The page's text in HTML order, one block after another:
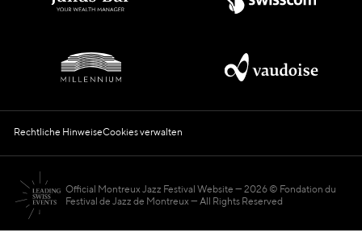
Rechtliche HinweiseCookies verwalten
Official Montreux Jazz Festival Website
2026 © Fondation du
Festival de Jazz de Montreux — All Rights Reserved